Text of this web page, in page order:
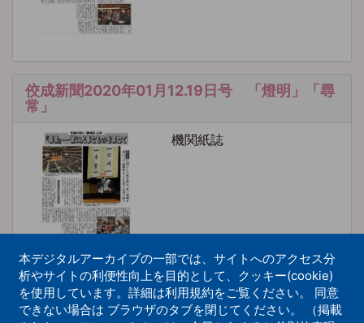
佼成新聞2020年01月12.19日号 「燈明」「尋
常」
機関紙誌
佼成新聞2014年01月12.19日号 「燈明」「悦
本デジタルアーカイブの一部では、サイトへのアクセス分
析やサイトの利便性向上を目的として、クッキー(cookie)
を使用しています。詳細は利用規約をご覧ください。 同意
できない場合は ブラウザのタブを閉じてください。 （掲載